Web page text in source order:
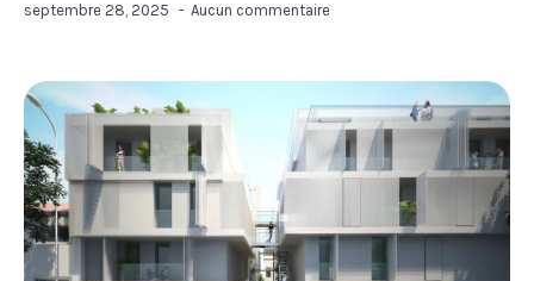
septembre 28, 2025 Aucun commentaire